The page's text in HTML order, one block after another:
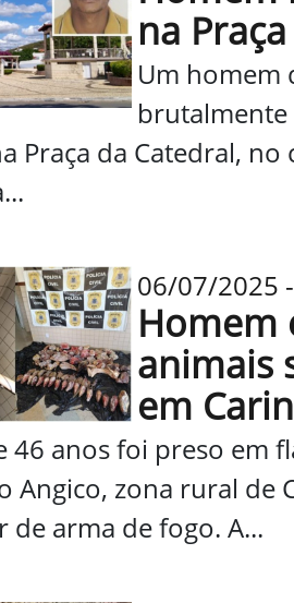
na
Um homem
brutalmente
Praça da Catedral,
06/07/2025
Homem
animais
em
46 anos foi preso em
Angico, zona rural de
de arma de fogo. A...